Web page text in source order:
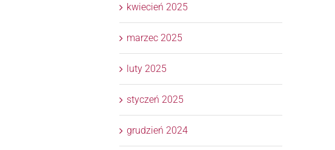
kwiecień 2025
marzec 2025
luty 2025
styczeń 2025
grudzień 2024